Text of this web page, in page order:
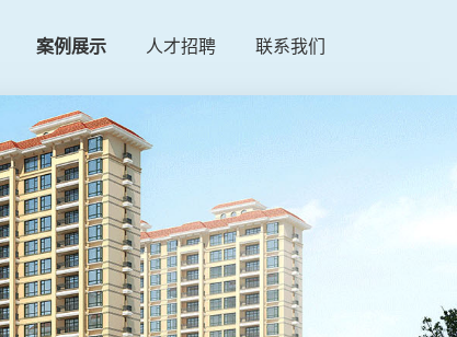
案例展示 人才招聘 联系我们